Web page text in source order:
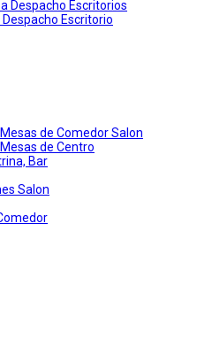
Despacho Escritorios
Escritorio
Mesas de Comedor Salon
Mesas de Centro
Bar
Salon